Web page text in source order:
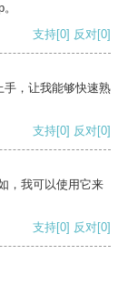
支持[0] 反对[0]
手，让我能够快速熟
支持[0] 反对[0]
，我可以使用它来
支持[0] 反对[0]